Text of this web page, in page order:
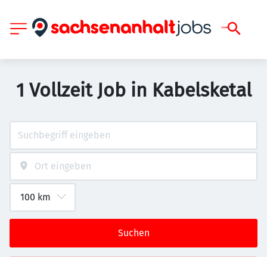
1 Vollzeit Job in Kabelsketal
Suchen